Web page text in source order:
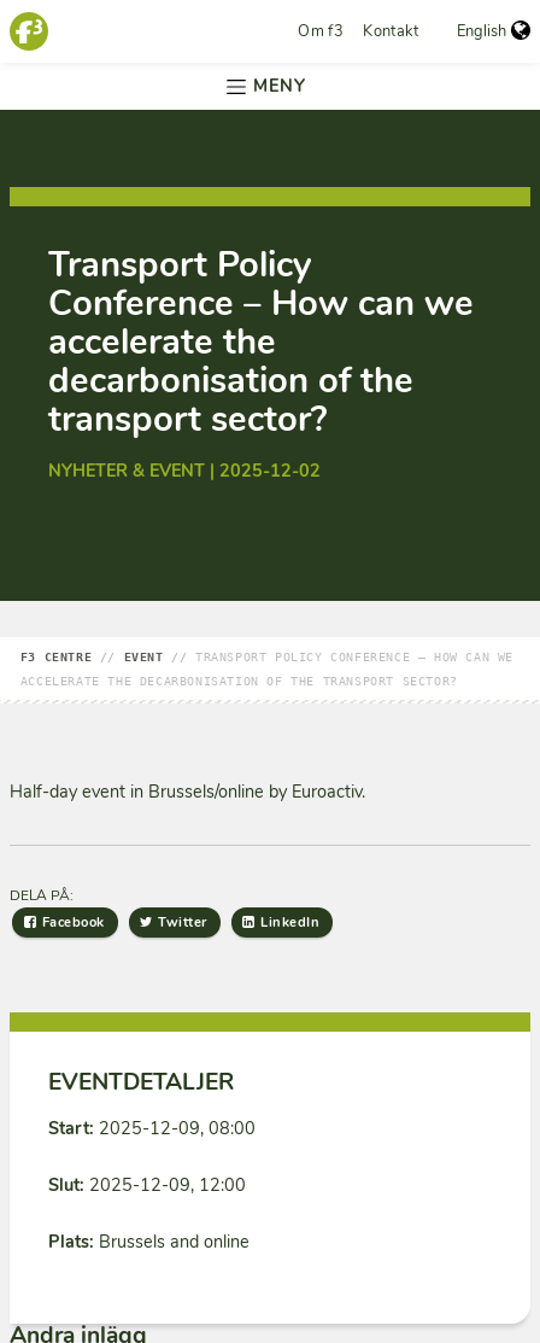
Om f3 Kontakt English
MENY
Transport Policy
Conference – How can we
accelerate the
decarbonisation of the
transport sector?
NYHETER & EVENT | 2025-12-02
F3 CENTRE // EVENT //TRANSPORT POLICY CONFERENCE – HOW CAN WE
ACCELERATE THE DECARBONISATION OF THE TRANSPORT SECTOR?
Half-day event in Brussels/online by Euroactiv.
DELA PÅ:
Facebook Twitter LinkedIn
EVENTDETALJER
Start: 2025-12-09, 08:00
Slut: 2025-12-09, 12:00
Plats: Brussels and online
Andra inlägg